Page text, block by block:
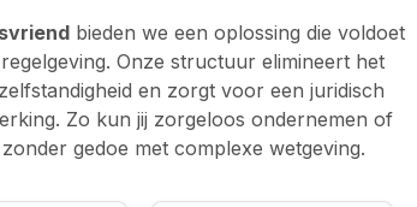
bieden we een oplossing die voldoet
Onze structuur elimineert het
en zorgt voor een juridisch
Zo kun jij zorgeloos ondernemen of
gedoe met complexe wetgeving.